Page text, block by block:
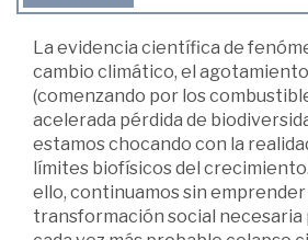
La evidencia científica de
cambio climático, el
(comenzando por los
acelerada pérdida de
estamos chocando con la
límites biofísicos del
ello, continuamos sin emprender
transformación social necesaria